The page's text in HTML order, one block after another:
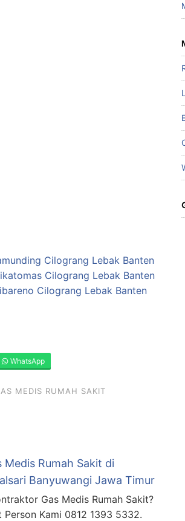
Cilograng Lebak Banten
Cilograng Lebak Banten
Cilograng Lebak Banten
WhatsApp
MEDIS RUMAH SAKIT
Rumah Sakit di
Banyuwangi Jawa Timur
Gas Medis Rumah Sakit?
Kami 0812 1393 5332.